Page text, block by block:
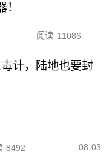
阅读 11086
计，陆地也要封
8492 08-03